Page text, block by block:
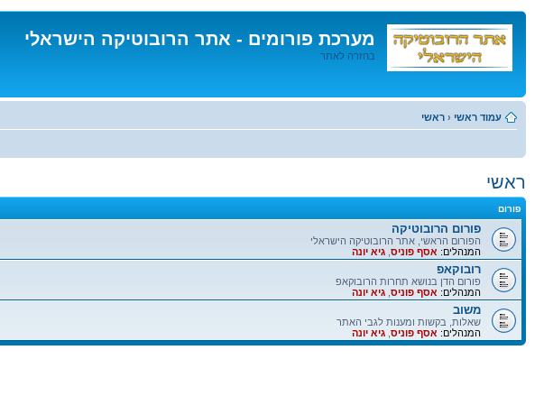
מערכת פורומים - אתר הרובוטיקה הישראלי
בחזרה לאתר
לתוכן
עמוד ראשי ‹ ראשי
ראשי
פורום
פורום הרובוטיקה
הפורום הראשי, אתר הרובוטיקה הישראלי
המנהלים: אסף פוניס גיא יונה
רובוקאפ
פורום הדן בנושא תחרות הרובוקאפ
המנהלים: אסף פוניס גיא יונה
משוב
שאלות, בקשות ומענות לגבי האתר
המנהלים: אסף פוניס גיא יונה